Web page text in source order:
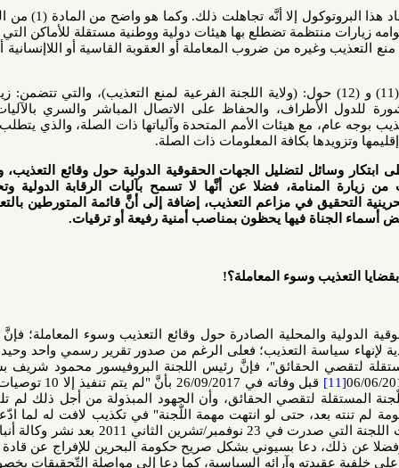
رغم المطالبات العديدة لها باعتماد هذا البروتوكول إلا أنَّه تجاهلت ذلك. وكما هو واضح من المادة (1) من البروتوكول
تضطلع بها هيئات دولية ووطنية مستقلة للأماكن التي يحرم فيها
من ضروب المعاملة أو العقوبة القاسية أو اللاإنسانية أو المهينة"
لما هو وارد في المادة (11) و (12) حول: (ولاية اللجنة الفرعية لمنع التعذيب)، والتي تتضمن: زيارة مواقع
والحفاظ على الاتصال المباشر والسري بالآليات الوقائية
مع هيئات الأمم المتحدة وآلياتها ذات الصلة، والذي يتطلب: استقبال
بكافة المعلومات ذات الصلة.
لتضليل الجهات الحقوقية الدولية حول وقائع التعذيب، ولم تسمح
فضلا عن أنَّها لا تسمح بآليات الرقابة الدولية وتحظر على
في مزاعم التعذيب، إضافة إلى أنَّ قائمة المتورطين بالتعذيب وهي
فيها يحظون بمناصب أمنية رفيعة أو ترقيات.
وسوء المعاملة؟!
والمحلية الصادرة حول وقائع التعذيب وسوء المعاملة؛ فإنَّ السلطات
الرسمية لم تتخذ أي إجراءات جدية لإنهاء سياسة التعذيب؛ فعلى الرغم من صدور تقرير رسمي واحد وحيد في 2011
الحقائق"، فإنَّ رئيس اللجنة البروفيسور محمود شريف بسيوني قد
قبل وفاته في 26/09/2017 بأنَّ "لم يتم تنفيذ إلا 10 توصيات من أصل
المستقلة لتقصي الحقائق، وأن الجهود المبذولة من أجل ذلك لم تلقَ للأسف
بعد، حتى لو انتهت مهمة اللّجنة" في تكذيب لافت له لما ادّعته حكومة
البحرين من إكمالها تنفيذ توصيات اللجنة التي صدرت في 23 نوفمبر/تشرين الثاني 2011 بعد نشر وكالة أنباء البحرين
دعا بسيوني بشكل صريح حكومة البحرين للإفراج عن قادة المعارضة
وآرائه السياسية، كما دعا إلى مواصلة التّحقيقات بخصوص أولئك